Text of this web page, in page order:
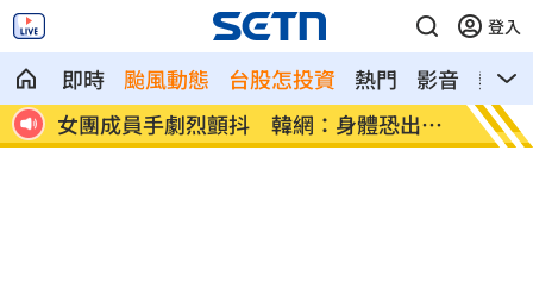
登入
即時 颱風動態 台股怎投資 熱門 影音
熱搜
問
台中男發酒瘋遭管束！尿在警察身上下場
曝
父親
動